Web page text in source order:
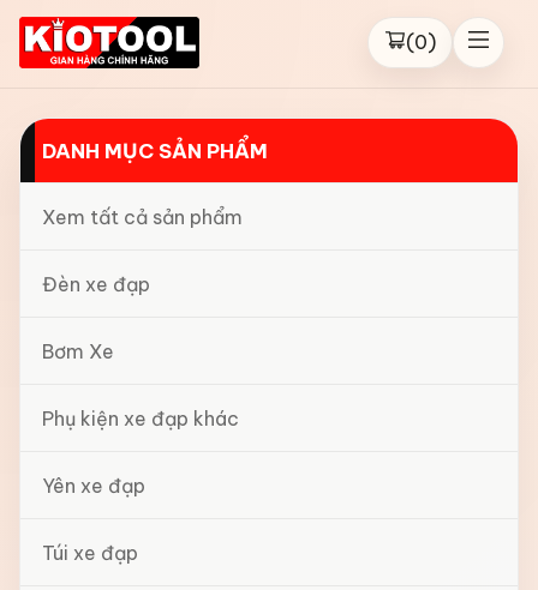
(0)
DANH MỤC SẢN PHẨM
Xem tất cả sản phẩm
Đèn xe đạp
Bơm Xe
Phụ kiện xe đạp khác
Yên xe đạp
Túi xe đạp